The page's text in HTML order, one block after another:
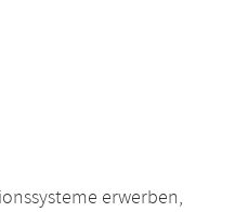
erwerben,